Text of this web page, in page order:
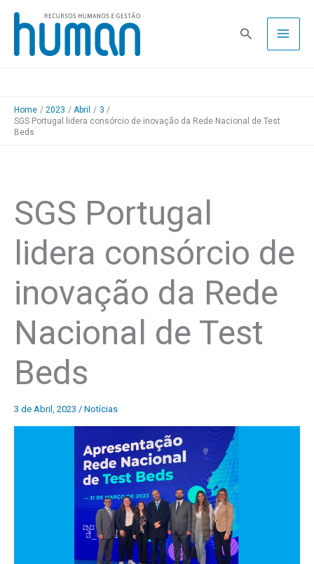
Skip
content
Pesquisa
Home 2023 Abril
3
SGS Portugal lidera consórcio de inovação da Rede Nacional de Test
Beds
SGS Portugal
lidera consórcio de
inovação da Rede
Nacional de Test
Beds
3 de Abril, 2023 / Notícias